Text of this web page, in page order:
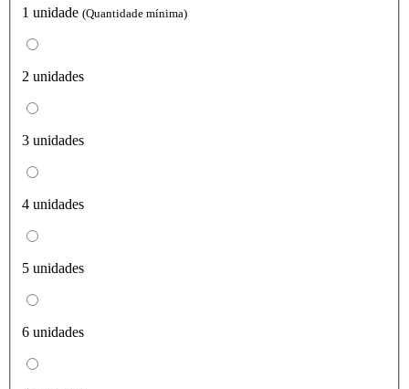
1 unidade (Quantidade mínima)
2 unidades
3 unidades
4 unidades
5 unidades
6 unidades